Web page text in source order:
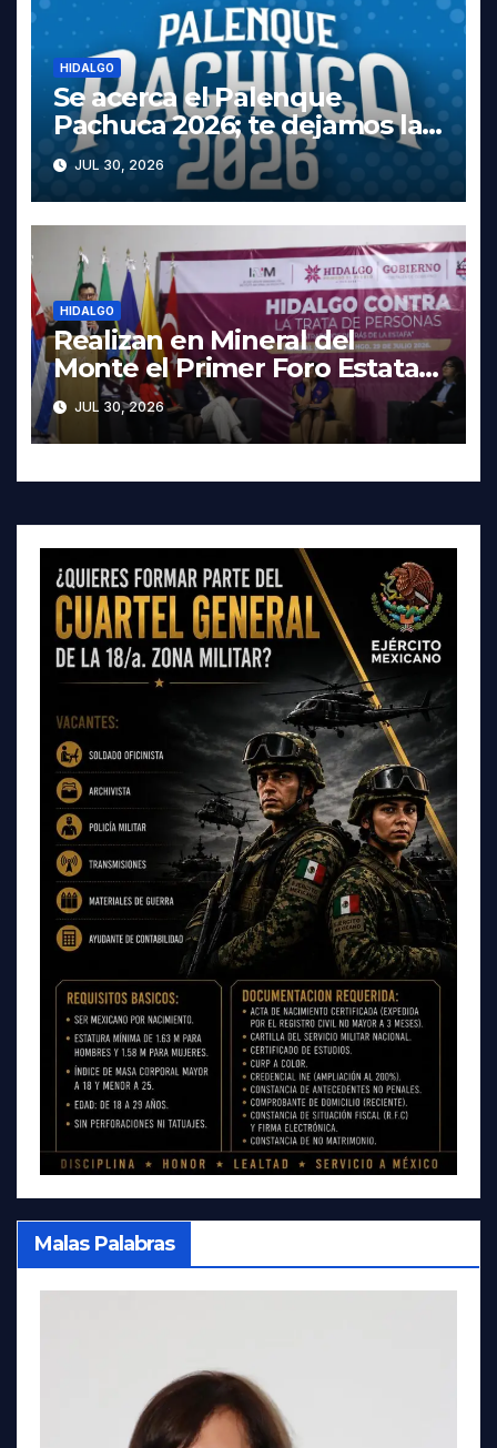
HIDALGO
Se acerca el Palenque
Pachuca 2026; te dejamos la
cartelera completa, las fechas
y los precios
JUL 30, 2026
HIDALGO
Realizan en Mineral del
Monte el Primer Foro Estatal
contra la Trata de Personas
JUL 30, 2026
Malas Palabras